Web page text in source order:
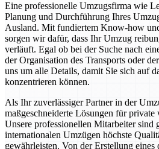
Eine professionelle Umzugsfirma wie
Planung und Durchführung Ihres
Ausland. Mit fundiertem Know-how
sorgen wir dafür, dass Ihr Umzug
verläuft. Egal ob bei der Suche nach
der Organisation des Transports oder
uns um alle Details, damit Sie sich auf
konzentrieren können.
Als Ihr zuverlässiger Partner in der
maßgeschneiderte Lösungen für
Unsere professionellen Mitarbeiter sind
internationalen Umzügen höchste
gewährleisten. Von der Erstellung